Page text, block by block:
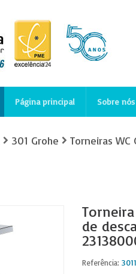
Página principal Sobre nós
301 Grohe Torneiras WC
de
Referência: